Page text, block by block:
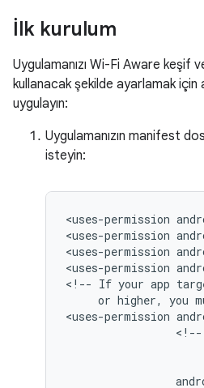
İlk kurulum
Uygulamanızı Wi-Fi Aware keşif
kullanacak şekilde ayarlamak için
uygulayın:
Uygulamanızın manifest
isteyin:
<uses-permission
<uses-permission
<uses-permission
<uses-permission
<!-- If your app
or higher, you
<uses-permission
<!--